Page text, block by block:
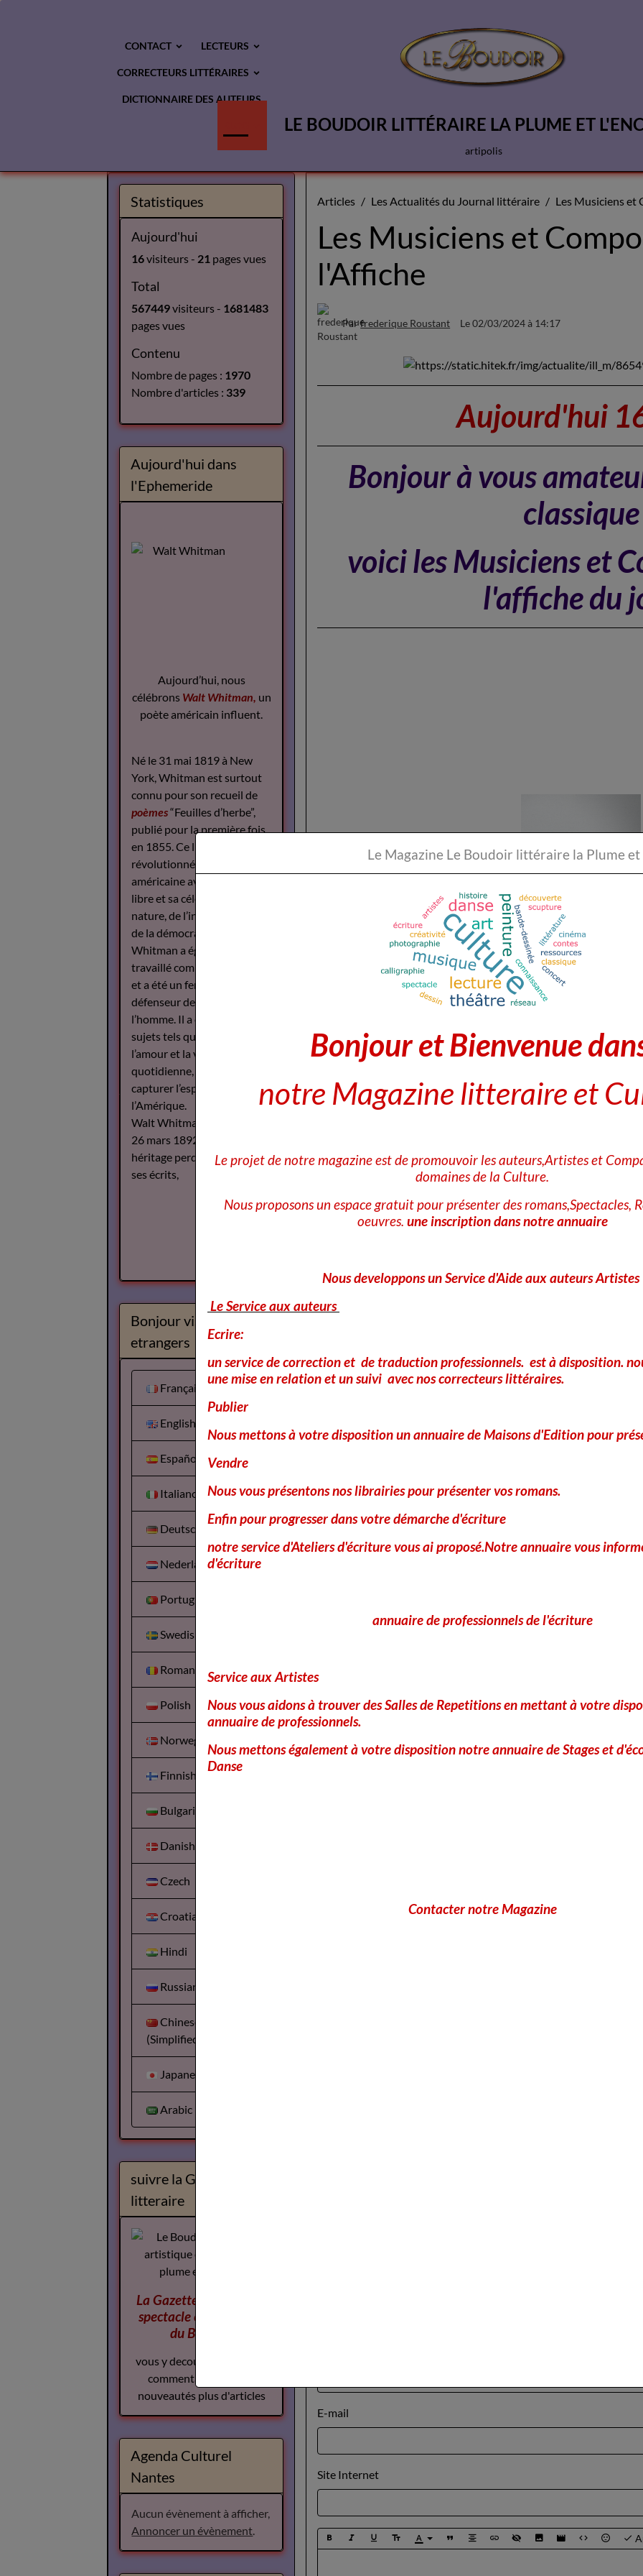
CONTACT LECTEURS
CORRECTEURS LITTÉRAIRES
DICTIONNAIRE DES AUTEURS
LE BOUDOIR LITTÉRAIRE LA PLUME ET
artipolis
Articles Les Actualités du Journal littéraire Les Musiciens et
Les Musiciens et
l'Affiche
Parfrederique Roustant Le 02/03/2024à 14:17
Aujourd'hui
Bonjour à vous
classique
voici les Musiciens et
l'affiche du
Hélèn Tsyman
Prélude opus 28, no 22," interprété par Helen Tysman.Ce recueil
1836 et 1839 et achevé à Majorque lors de ce désastreux séjour
génie de Chopin, en dépit de leur variété, ces instantanés sont
Ce numéro 22, dramatique, agité, emporté par des tourments qui
E-mail
Site Internet
Statistiques
Aujourd'hui
16visiteurs - 21 pages vues
Total
567449visiteurs - 1681483
pages vues
Contenu
Nombre de pages : 1970
Nombre d'articles : 339
Aujourd'hui dans
l'Ephemeride
Aujourd’hui, nous
célébrons Walt Whitman, un
poète américain influent.
Né le 31 mai 1819 à New
York, Whitman est surtout
connu pour son recueil de
poèmes“Feuilles d’herbe”,
publié pour la première fois
en 1855. Ce livre a
révolutionné la poésie
américaine avec son style
libre et sa célébration de la
nature, de l’individualité et
de la démocratie.
Whitman a également
travaillé comme journaliste
et a été un fervent
défenseur des droits de
l’homme. Il a écrit sur des
sujets tels que la guerre,
l’amour et la vie
quotidienne, cherchant à
capturer l’esprit de
l’Amérique.
Walt Whitman est décédé le
26 mars 1892, mais son
héritage perdure à travers
ses écrits,
Bonjour visiteurs
etrangers
Français
English
Español
Italiano
Deutsch
Nederlands
Portuguesa
Swedish
Romanian
Polish
Norwegian
Finnish
Bulgarian
Danish
Czech
Croatian
Hindi
Russian
Chinese
(Simplified)
Japanese
Arabic
suivre la Gazette
litteraire
La Gazette des Arts du
spectaclecomplement
du Boudoir
vous y decouvrirez plus de
commentaires plus de
nouveautés plus d'articles
Agenda Culturel
Nantes
Aucun évènement à afficher,
Annoncer un évènement.
Le Magazine Le
Bonjour et Bienvenue
notre Magazine litteraire et
Le projet de notre magazine est de promouvoir les auteurs,Artistes et
domaines de la Culture.
Nous proposons un espace gratuit pour présenter des romans,Spectacles,
oeuvres. une inscription dans notre annuaire
Nous developpons un Service d'Aide aux auteurs Artistes
Le Service aux auteurs
Ecrire:
un service de correction et de traduction professionnels. est à disposition.
une mise en relation et un suivi avec nos correcteurs littéraires.
Publier
Nous mettons à votre disposition un annuaire de Maisons d'Edition pour
Vendre
Nous vous présentons nos librairies pour présenter vos romans.
Enfin pour progresser dans votre démarche d'écriture
notre service d'Ateliers d'écriture vous ai proposé.Notre annuaire vous
d'écriture
annuaire de professionnels de l'écriture
Service aux Artistes
Nous vous aidons à trouver des Salles de Repetitions en mettant à votre
annuaire de professionnels.
Nous mettons également à votre disposition notre annuaire de Stages et
Danse
Contacter notre Magazine